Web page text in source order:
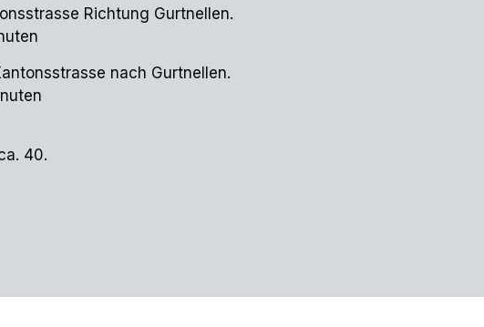
Richtung Gurtnellen.
nach Gurtnellen.
40.